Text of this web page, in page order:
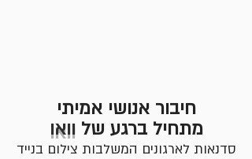
חיבור אנושי אמיתי
מתחיל ברגע שלוואו
סדנאות לארגונים המשלבות צילום בנייד